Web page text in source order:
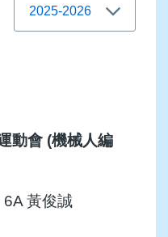
動會 (機械人編
6A 黃俊誠